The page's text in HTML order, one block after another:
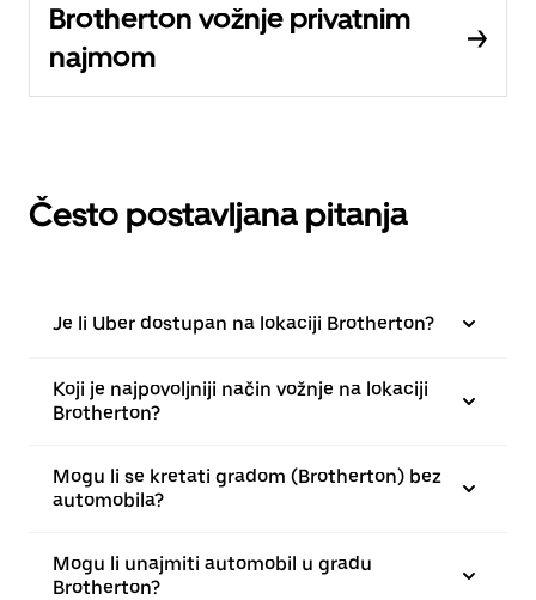
Brotherton vožnje privatnim
najmom
Često postavljana pitanja
Je li Uber dostupan na lokaciji Brotherton?
Koji je najpovoljniji način vožnje na lokaciji
Brotherton?
Mogu li se kretati gradom (Brotherton) bez
automobila?
Mogu li unajmiti automobil u gradu
Brotherton?